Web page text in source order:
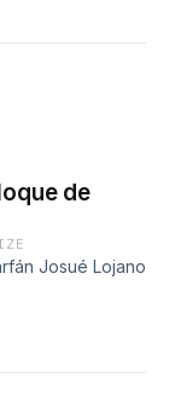
de
Josué Lojano